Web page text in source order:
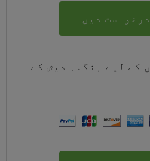
درخواست دیں
کے لیے بنگلہ دیش کے